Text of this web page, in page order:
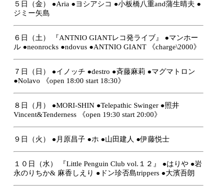
５日（金） ●Aria ●ヨシアシコ ●小板橋八重and蒲生晴夫 ●
ジミー矢島
６日（土） 『ANTNIO GIANTレコ発ライブ』
●マンホー
ル ●neonrocks ●ndovus ●ANTNIO GIANT 《charge\2000》
７日（日） ●イノッチ ●destro ●斉藤麻莉 ●マグマトロン
●Nolavo 《open 18:00 start 18:30》
８日（月） ●MORI-SHIN ●Telepathic Swinger ●照井
Vincent&Tenderness 《open 19:30 start 20:00》
９日（火） ●月原昌子 ●ホ ●山田建人 ●伊藤悦士
１０日（水） 『Little Penguin Club vol.１２』 ●はりや ●岩
永のりちか& 麻香しえり ●ドン珍否島trippers ●大濱吾朗